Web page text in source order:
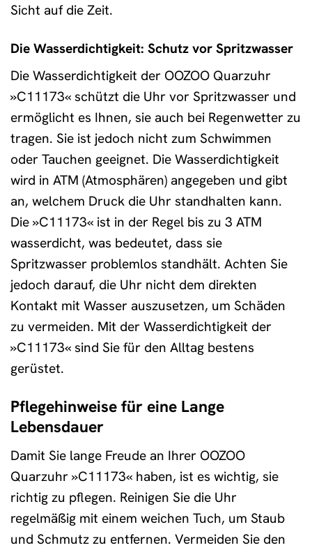
Sicht auf die Zeit.
Die Wasserdichtigkeit: Schutz vor Spritzwasser
Die Wasserdichtigkeit der OOZOO Quarzuhr
»C11173« schützt die Uhr vor Spritzwasser und
ermöglicht es Ihnen, sie auch bei Regenwetter zu
tragen. Sie ist jedoch nicht zum Schwimmen
oder Tauchen geeignet. Die Wasserdichtigkeit
wird in ATM (Atmosphären) angegeben und gibt
an, welchem Druck die Uhr standhalten kann.
Die »C11173« ist in der Regel bis zu 3 ATM
wasserdicht, was bedeutet, dass sie
Spritzwasser problemlos standhält. Achten Sie
jedoch darauf, die Uhr nicht dem direkten
Kontakt mit Wasser auszusetzen, um Schäden
zu vermeiden. Mit der Wasserdichtigkeit der
»C11173« sind Sie für den Alltag bestens
gerüstet.
Pflegehinweise für eine Lange
Lebensdauer
Damit Sie lange Freude an Ihrer OOZOO
Quarzuhr »C11173« haben, ist es wichtig, sie
richtig zu pflegen. Reinigen Sie die Uhr
regelmäßig mit einem weichen Tuch, um Staub
und Schmutz zu entfernen. Vermeiden Sie den